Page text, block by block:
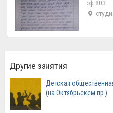
оф 803
Другие занятия
Детская
(на Октябрьском пр.)